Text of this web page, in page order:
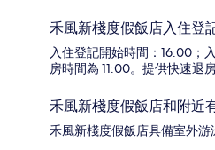
禾風新棧度假飯店入住登
入住登記開始時間：16:00；
房時間為 11:00。提供快速退房
禾風新棧度假飯店和附近
禾風新棧度假飯店具備室外游